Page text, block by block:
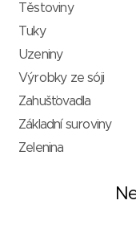
Těstoviny
Tuky
Uzeniny
Výrobky ze sóji
Zahušťovadla
Základní suroviny
Zelenina